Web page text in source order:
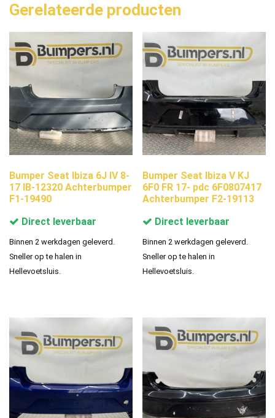
Gerelateerde producten
Bumper Seat Ibiza 6J IV 8-
17 IB-12320 Achterbumper
F1-19490
Direct leverbaar
Binnen 2 werkdagen geleverd.
Sneller op te halen in
Hellevoetsluis.
Bumper Seat Ibiza V KJ
6F0 FR 17- pdc 6F0807417
Achterbumper F2-19113
Direct leverbaar
Binnen 2 werkdagen geleverd.
Sneller op te halen in
Hellevoetsluis.